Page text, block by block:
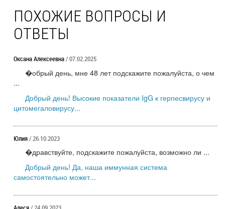
ПОХОЖИЕ ВОПРОСЫ И
ОТВЕТЫ
Оксана Алексеевна/ 07.02.2025
�обрый день, мне 48 лет подскажите пожалуйста, о чем
...
Добрый день! Высокие показатели IgG к герпесвирусу и
цитомегаловирусу...
Юлия/ 26.10.2023
�дравствуйте, подскажите пожалуйста, возможно ли ...
Добрый день! Да, наша иммунная система
самостоятельно может...